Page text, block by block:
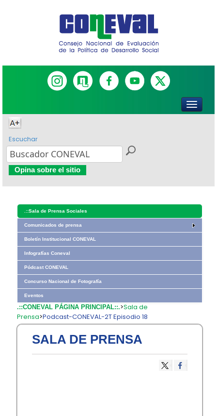
Escuchar
Opina sobre el sitio
.::Sala de Prensa Sociales
Comunicados de prensa
Boletín Institucional CONEVAL
Infografías Coneval
Pódcast CONEVAL
Concurso Nacional de Fotografía
Eventos
.::CONEVAL PÁGINA PRINCIPAL::.>Sala de
Prensa>Podcast-CONEVAL-2T Episodio 18
SALA DE PRENSA